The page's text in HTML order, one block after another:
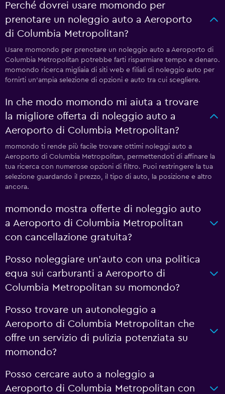
Perché dovrei usare momondo per
prenotare un noleggio auto a Aeroporto
di Columbia Metropolitan?
Usare momondo per prenotare un noleggio auto a Aeroporto di
Columbia Metropolitan potrebbe farti risparmiare tempo e denaro.
momondo ricerca migliaia di siti web e filiali di noleggio auto per
fornirti un'ampia selezione di opzioni e auto tra cui scegliere.
In che modo momondo mi aiuta a trovare
la migliore offerta di noleggio auto a
Aeroporto di Columbia Metropolitan?
momondo ti rende più facile trovare ottimi noleggi auto a
Aeroporto di Columbia Metropolitan, permettendoti di affinare la
tua ricerca con numerose opzioni di filtro. Puoi restringere la tua
selezione guardando il prezzo, il tipo di auto, la posizione e altro
ancora.
momondo mostra offerte di noleggio auto
a Aeroporto di Columbia Metropolitan
con cancellazione gratuita?
Posso noleggiare un'auto con una politica
equa sui carburanti a Aeroporto di
Columbia Metropolitan su momondo?
Posso trovare un autonoleggio a
Aeroporto di Columbia Metropolitan che
offre un servizio di pulizia potenziata su
momondo?
Posso cercare auto a noleggio a
Aeroporto di Columbia Metropolitan con